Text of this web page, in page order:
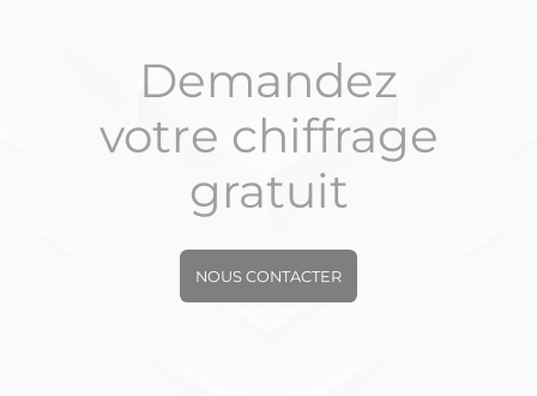
Demandez
votre chiffrage
gratuit
NOUS CONTACTER